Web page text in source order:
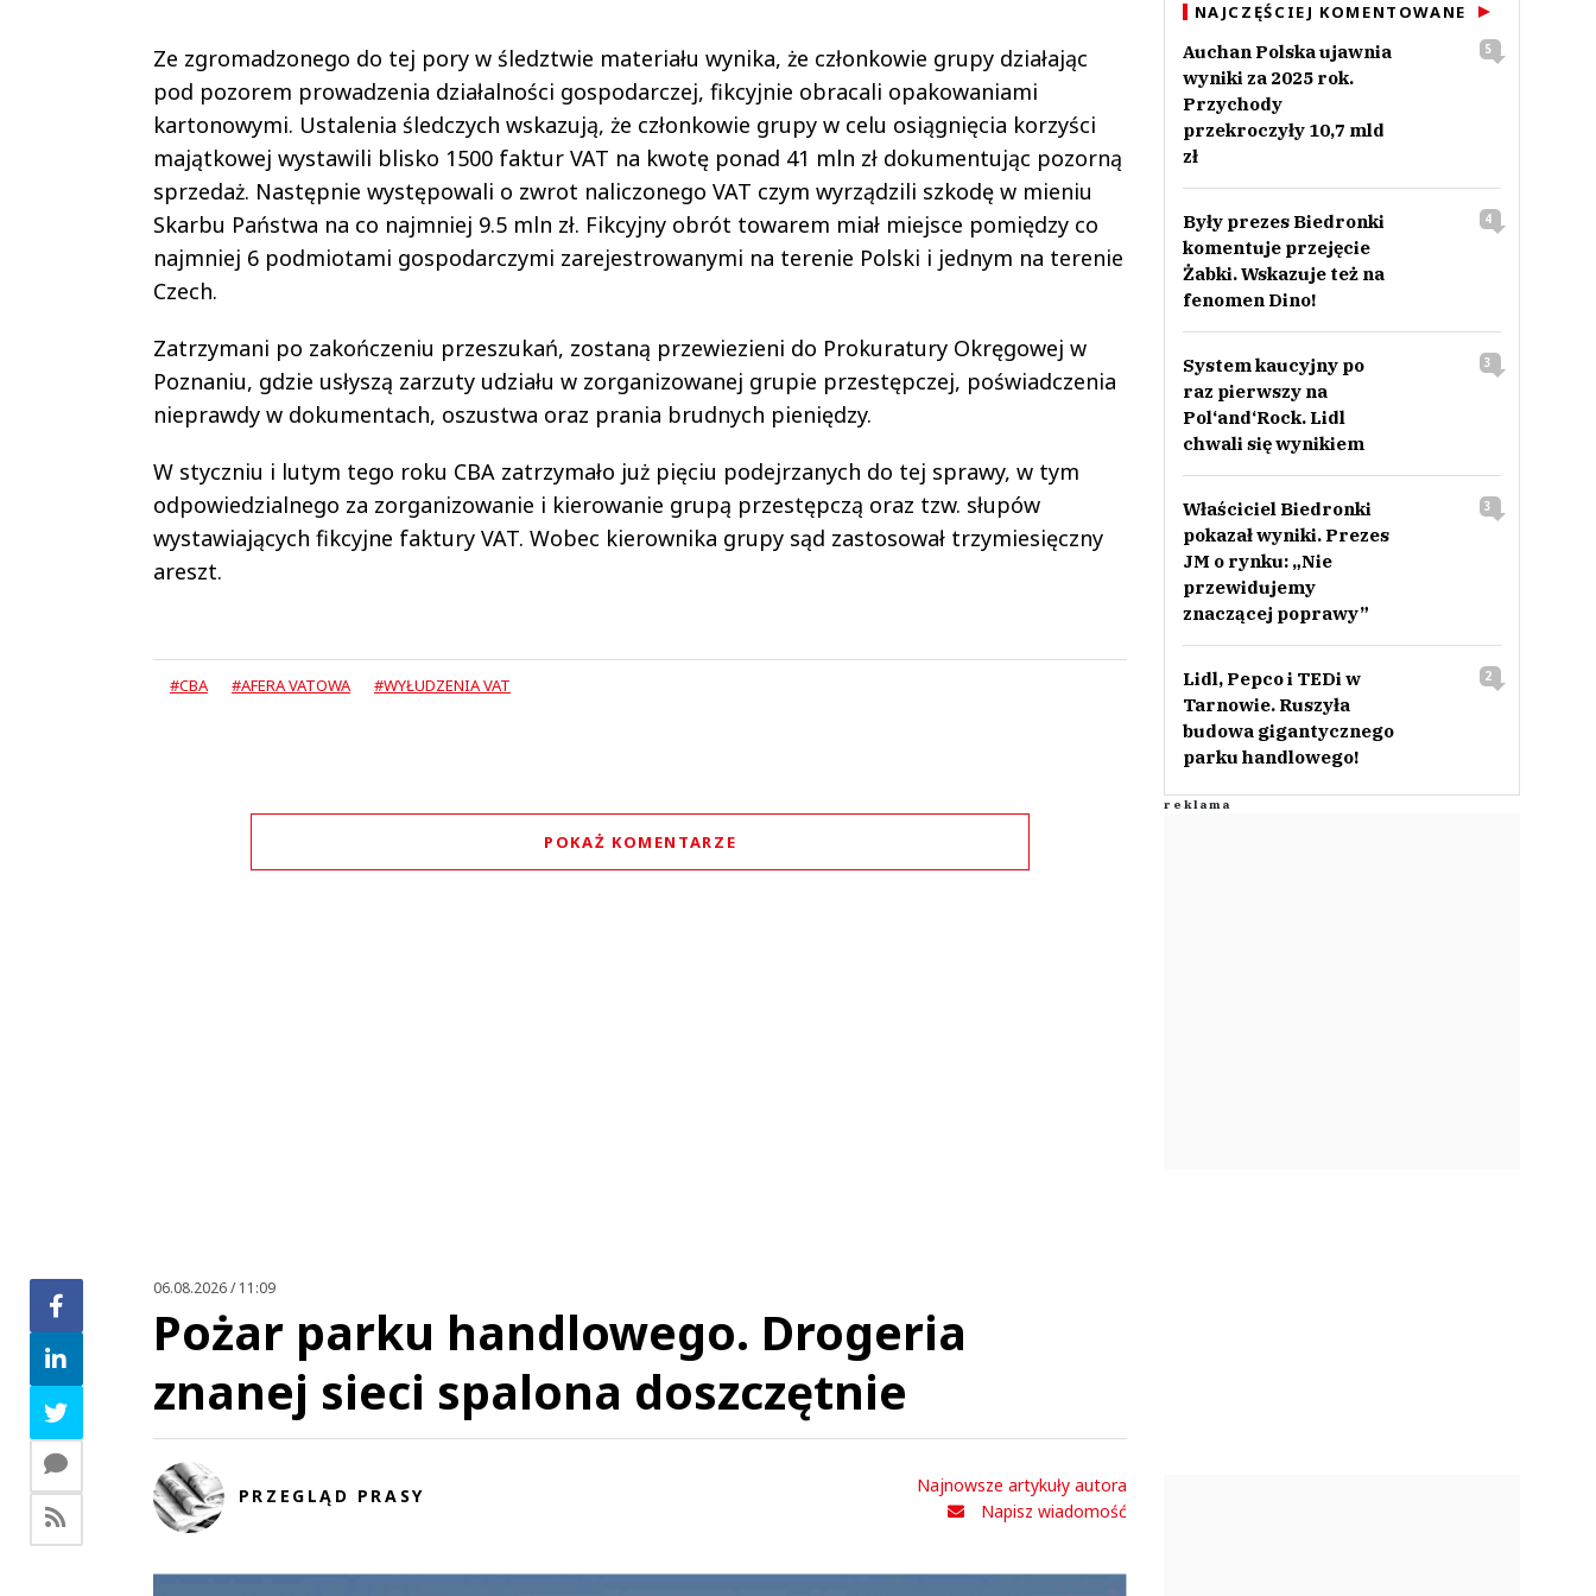
Ze zgromadzonego do tej pory w śledztwie materiału wynika, że członkowie grupy działając
pod pozorem prowadzenia działalności gospodarczej, fikcyjnie obracali opakowaniami
kartonowymi. Ustalenia śledczych wskazują, że członkowie grupy w celu osiągnięcia korzyści
majątkowej wystawili blisko 1500 faktur VAT na kwotę ponad 41 mln zł dokumentując pozorną
sprzedaż. Następnie występowali o zwrot naliczonego VAT czym wyrządzili szkodę w mieniu
Skarbu Państwa na co najmniej 9.5 mln zł. Fikcyjny obrót towarem miał miejsce pomiędzy co
najmniej 6 podmiotami gospodarczymi zarejestrowanymi na terenie Polski i jednym na terenie
Czech.
Zatrzymani po zakończeniu przeszukań, zostaną przewiezieni do Prokuratury Okręgowej w
Poznaniu, gdzie usłyszą zarzuty udziału w zorganizowanej grupie przestępczej, poświadczenia
nieprawdy w dokumentach, oszustwa oraz prania brudnych pieniędzy.
W styczniu i lutym tego roku CBA zatrzymało już pięciu podejrzanych do tej sprawy, w tym
odpowiedzialnego za zorganizowanie i kierowanie grupą przestępczą oraz tzw. słupów
wystawiających fikcyjne faktury VAT. Wobec kierownika grupy sąd zastosował trzymiesięczny
areszt.
#CBA #AFERA VATOWA #WYŁUDZENIA VAT
POKAŻ KOMENTARZE
NAJCZĘŚCIEJ KOMENTOWANE
Auchan Polska ujawnia
wyniki za 2025 rok.
Przychody
przekroczyły 10,7 mld
zł
5
Były prezes Biedronki
komentuje przejęcie
Żabki. Wskazuje też na
fenomen Dino!
4
System kaucyjny po
raz pierwszy na
Pol‘and‘Rock. Lidl
chwali się wynikiem
3
Właściciel Biedronki
pokazał wyniki. Prezes
JM o rynku: „Nie
przewidujemy
znaczącej poprawy”
3
Lidl, Pepco i TEDi w
Tarnowie. Ruszyła
budowa gigantycznego
parku handlowego!
2
06.08.2026 / 11:09
Pożar parku handlowego. Drogeria
znanej sieci spalona doszczętnie
PRZEGLĄD PRASY
Najnowsze artykuły autora
Napisz wiadomość